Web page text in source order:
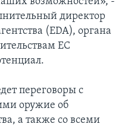
директор
(EDA), органа
ЕС
переговоры с
оружие об
а также со всеми